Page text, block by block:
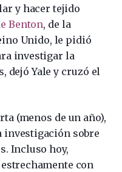
y hacer tejido
Benton, de la
Unido, le pidió
investigar la
dejó Yale y cruzó el
(menos de un año),
investigación sobre
Incluso hoy,
con